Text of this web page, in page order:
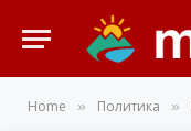
Home » Политика »